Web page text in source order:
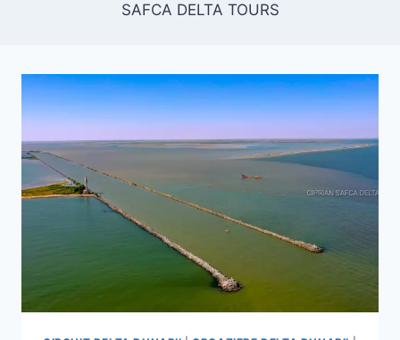
SAFCA DELTA TOURS